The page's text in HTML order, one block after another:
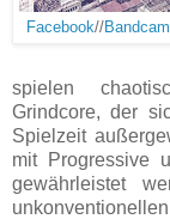
Facebook//
spielen
Grindcore, der
Spielzeit
mit Progressive
gewährleistet